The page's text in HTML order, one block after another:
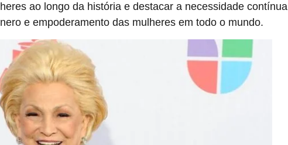
ao longo da história e destacar a necessidade contínua
e empoderamento das mulheres em todo o mundo.